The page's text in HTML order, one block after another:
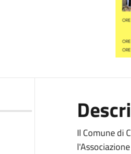
Il Comune di